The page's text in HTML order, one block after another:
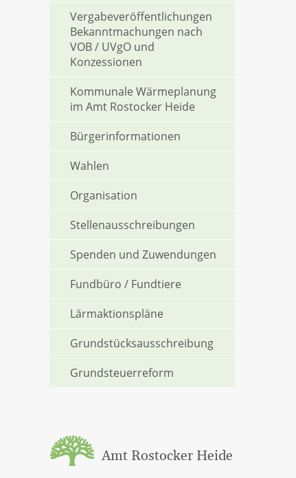
Vergabeveröffentlichungen
Bekanntmachungen nach
VOB / UVgO und
Konzessionen
Kommunale Wärmeplanung
im Amt Rostocker Heide
Bürgerinformationen
Wahlen
Organisation
Stellenausschreibungen
Spenden und Zuwendungen
Fundbüro / Fundtiere
Lärmaktionspläne
Grundstücksausschreibung
Grundsteuerreform
Amt Rostocker Heide